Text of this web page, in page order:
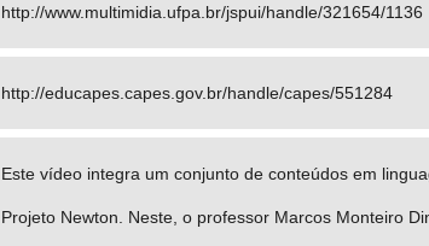
http://www.multimidia.ufpa.br/jspui/handle/321654/1136
http://educapes.capes.gov.br/handle/capes/551284
Este vídeo integra um conjunto de conteúdos em
Projeto Newton. Neste, o professor Marcos Monteiro